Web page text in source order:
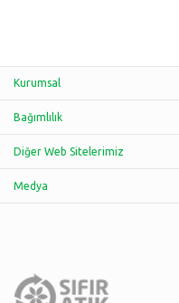
Kurumsal
Bağımlılık
Diğer Web Sitelerimiz
Medya